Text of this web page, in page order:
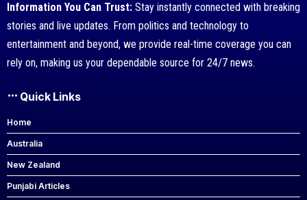
Information You Can Trust: Stay instantly connected with breaking
stories and live updates. From politics and technology to
entertainment and beyond, we provide real-time coverage you can
rely on, making us your dependable source for 24/7 news.
Quick Links
Home
Australia
New Zealand
Punjabi Articles